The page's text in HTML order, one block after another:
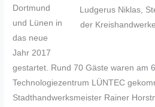
Ludgerus Niklas,
der
Dortmund
und Lünen in
das neue
Jahr 2017
gestartet. Rund 70 Gäste waren am
Technologiezentrum LÜNTEC
Stadthandwerksmeister Rainer